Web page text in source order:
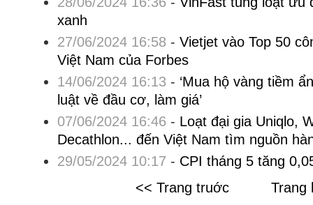
xanh
27/06/2024 16:58 - Vietjet vào Top 50
Việt Nam của Forbes
14/06/2024 16:13 - ‘Mua hộ vàng tiềm
luật về đầu cơ, làm giá’
07/06/2024 16:46 - Loạt đại gia Uniqlo,
Decathlon... đến Việt Nam tìm nguồn
29/05/2024 10:17 - CPI tháng 5 tăng
<< Trang truớc
Trang